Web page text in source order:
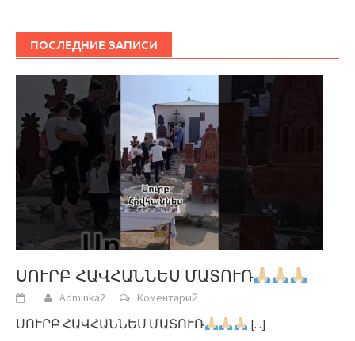
ПОСЛЕДНИЕ ЗАПИСИ
ՍՈՒՐԲ ՀԱՎՀԱՆՆԵՍ ՄԱՏՈՒՌ
Adminka2 Коментарий
ՍՈՒՐԲ ՀԱՎՀԱՆՆԵՍ ՄԱՏՈՒՌ [...]